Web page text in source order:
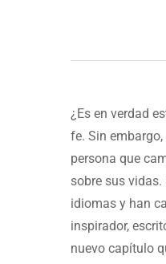
¿Es en verdad
fe. Sin
persona que
sobre sus
idiomas y han
inspirador,
nuevo capítulo